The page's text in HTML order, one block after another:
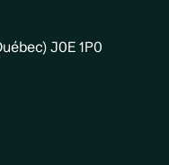
J0E 1P0